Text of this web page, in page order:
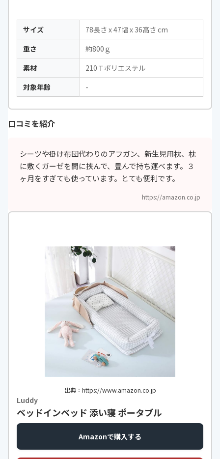
サイズ
78長さ x 47幅 x 36高さ cm
重さ
約800ｇ
素材
210Ｔポリエステル
対象年齢
-
口コミを紹介
シーツや掛け布団代わりのアフガン、新生児用枕、枕
に敷くガーゼを間に挟んで、畳んで持ち運べます。３
ヶ月をすぎても使っています。とても便利です。
https://amazon.co.jp
出典：https://www.amazon.co.jp
Luddy
ベッドインベッド 添い寝 ポータブル
Amazonで購入する